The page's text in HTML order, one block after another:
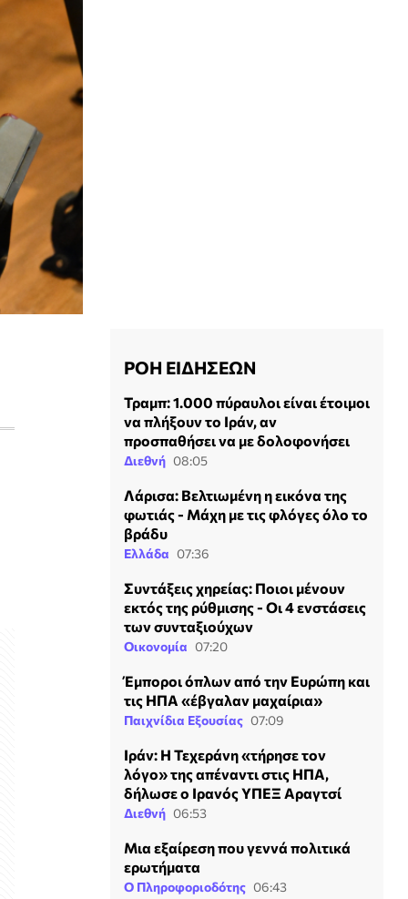
ΡΟΗ ΕΙΔΗΣΕΩΝ
Τραμπ: 1.000 πύραυλοι είναι έτοιμοι
να πλήξουν το Ιράν, αν
προσπαθήσει να με δολοφονήσει
Διεθνή 08:05
Λάρισα: Βελτιωμένη η εικόνα της
φωτιάς - Μάχη με τις φλόγες όλο το
βράδυ
Ελλάδα 07:36
Συντάξεις χηρείας: Ποιοι μένουν
εκτός της ρύθμισης - Οι 4 ενστάσεις
των συνταξιούχων
Οικονομία 07:20
Έμποροι όπλων από την Ευρώπη και
τις ΗΠΑ «έβγαλαν μαχαίρια»
Παιχνίδια Εξουσίας 07:09
Ιράν: Η Τεχεράνη «τήρησε τον
λόγο» της απέναντι στις ΗΠΑ,
δήλωσε ο Ιρανός ΥΠΕΞ Αραγτσί
Διεθνή 06:53
Μια εξαίρεση που γεννά πολιτικά
ερωτήματα
Ο Πληροφοριοδότης 06:43